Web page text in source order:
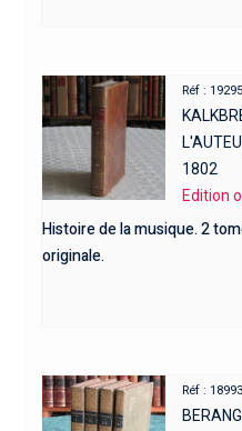
Réf : 19295
1802
Edition
Histoire de la musique. 2
originale.
Réf : 18993